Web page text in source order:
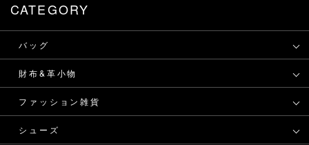
CATEGORY
バッグ
財布&革小物
ファッション雑貨
シューズ